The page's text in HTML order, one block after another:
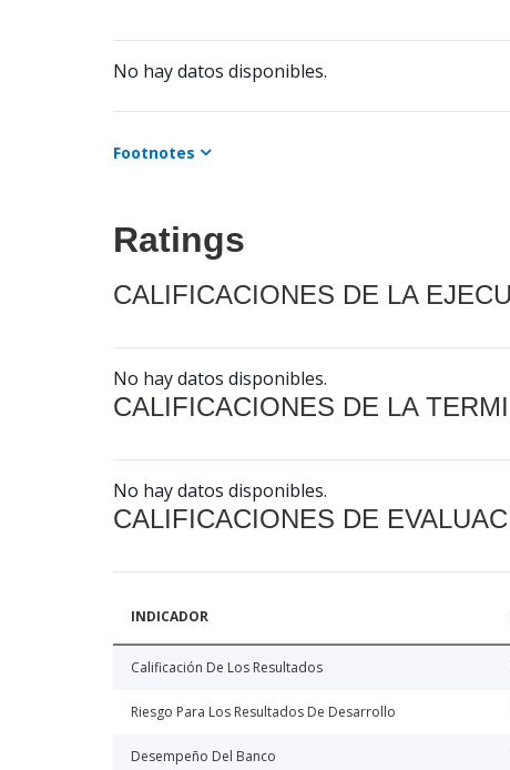
No hay datos disponibles.
Footnotes
Ratings
CALIFICACIONES DE LA
No hay datos disponibles.
CALIFICACIONES DE LA
No hay datos disponibles.
CALIFICACIONES DE
INDICADOR
Calificación De Los Resultados
Riesgo Para Los Resultados De Desarrollo
Desempeño Del Banco